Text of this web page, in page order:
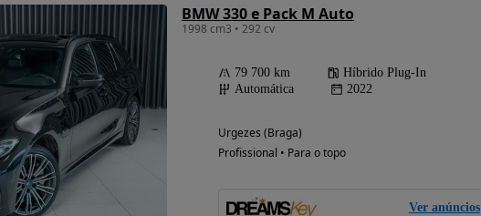
BMW 330 e Pack M Auto
1998 cm3 • 292 cv
79 700 km
Híbrido Plug-In
Automática
2022
Urgezes (Braga)
Profissional • Para o topo
Ver anúncios